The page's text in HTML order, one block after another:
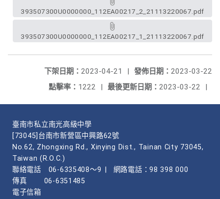
393507300U0000000_112EA00217_2_21113220067.pdf
393507300U0000000_112EA00217_1_21113220067.pdf
發佈日期： 2023-03-22
下架日期： 2023-04-21
|
最後更新日期： 2023-03-22 |
點擊率： 1222 |
臺南市私立南光高級中學
[73045]台南市新營區中興路62號
No.62, Zhongxing Rd., Xinying Dist., Tainan City 73045,
Taiwan (R.O.C.)
聯絡電話
06-6335408～9
網路電話：98 398 000
傳真
06-6351485
電子信箱